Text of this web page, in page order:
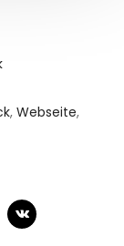
, Webseite,